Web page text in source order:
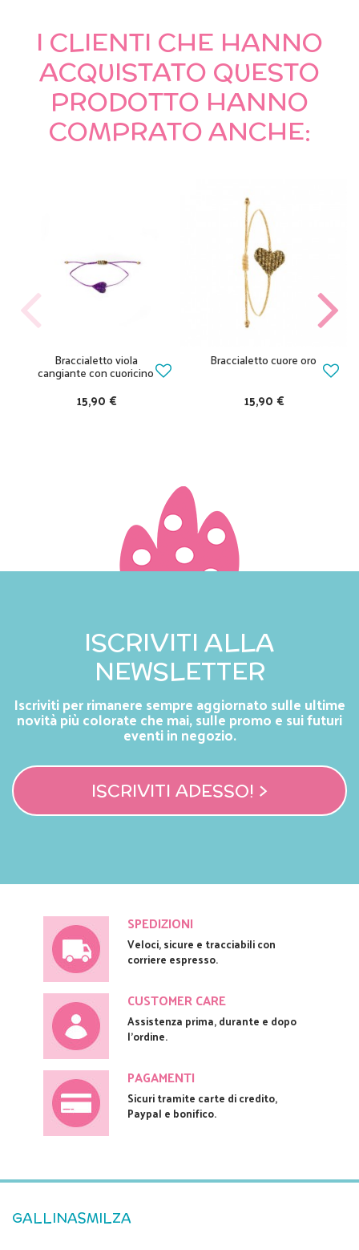
I CLIENTI CHE HANNO
ACQUISTATO QUESTO
PRODOTTO HANNO
COMPRATO ANCHE:
Braccialetto viola
cangiante con cuoricino
15,90 €
Braccialetto cuore oro
15,90 €
ISCRIVITI ALLA
NEWSLETTER
Iscriviti per rimanere sempre aggiornato sulle ultime
novità più colorate che mai, sulle promo e sui futuri
eventi in negozio.
ISCRIVITI ADESSO! >
SPEDIZIONI
Veloci, sicure e tracciabili con
corriere espresso.
CUSTOMER CARE
Assistenza prima, durante e dopo
l'ordine.
PAGAMENTI
Sicuri tramite carte di credito,
Paypal e bonifico.
GALLINASMILZA